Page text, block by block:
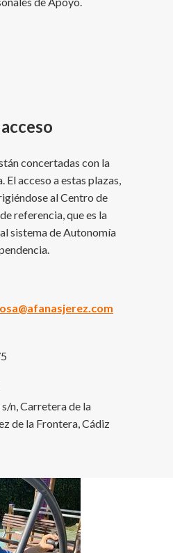
concertadas con la
El acceso a estas plazas,
al Centro de
referencia, que es la
sistema de Autonomía
n, Carretera de la
de la Frontera, Cádiz